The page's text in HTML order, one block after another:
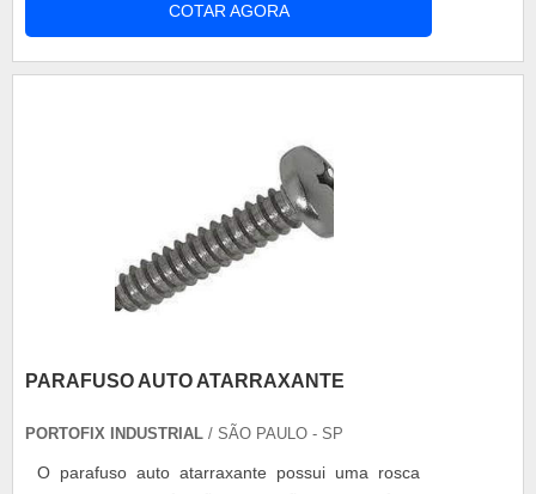
que asseguram uma fixação firme e segura as
diversas áreas que sçao aplicados. Aplicações do
COTAR AGORA
PARAFUSO AUTO ATARRAXANTE
PORTOFIX INDUSTRIAL / SÃO PAULO - SP
O parafuso auto atarraxante possui uma rosca